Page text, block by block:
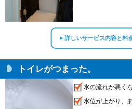
▲詳しいサービス内容と料
トイレがつまった。
水の流れが悪く
水位が上がり、